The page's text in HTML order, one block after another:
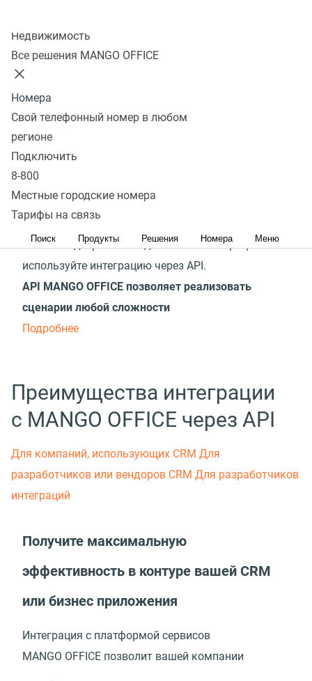
Недвижимость
Все решения MANGO OFFICE
Номера
Свой телефонный номер в любом
регионе
Подключить
8-800
Местные городские номера
Тарифы на связь
Поиск Продукты Решения Номера Меню
Сервисы MANGO OFFICE легко и просто
интегрировать с самыми популярными CRM-
системами и другими офисными приложениями:
300+ готовых интеграций доступны для
подключения, в них реализованы самые
востребованные клиентами сценарии.
Если подходящей готовой интеграции с
экосистемой MANGO OFFICE в списке нет, и вам
нужно решение с высокой функциональностью и
тонкой подстройкой под ваши бизнес-процессы —
используйте интеграцию через API.
API MANGO OFFICE позволяет реализовать
сценарии любой сложности
Подробнее
Преимущества интеграции
с MANGO OFFICE через API
Для компаний, использующих CRM Для
разработчиков или вендоров СRM Для разработчиков
интеграций
Получите максимальную
эффективность в контуре вашей CRM
или бизнес приложения
Интеграция с платформой сервисов
MANGO OFFICE позволит вашей компании